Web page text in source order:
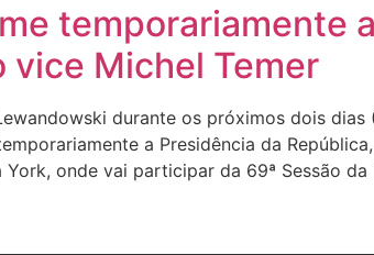
temporariamente
vice Michel Temer
durante os próximos dois
a Presidência da
onde vai participar da 69ª Sessão